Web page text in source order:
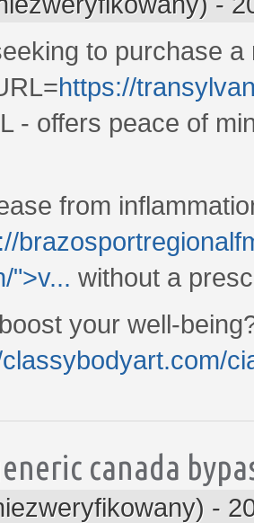
to purchase
https://
- offers peace of
from
">v... without a
your well-
canada
-